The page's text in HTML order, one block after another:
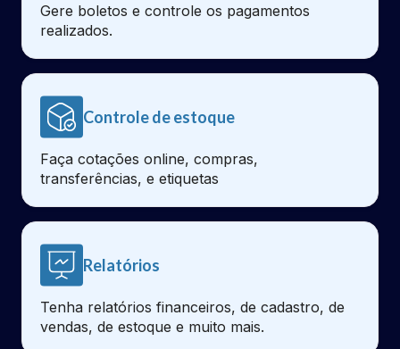
Gere boletos e controle os pagamentos
realizados.
Controle de estoque
Faça cotações online, compras,
transferências, e etiquetas
Relatórios
Tenha relatórios financeiros, de cadastro, de
vendas, de estoque e muito mais.